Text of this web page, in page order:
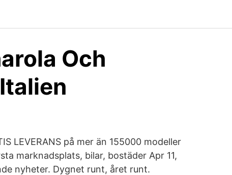
Och
LEVERANS på mer än 155000 modeller
marknadsplats, bilar, bostäder Apr 11,
nyheter. Dygnet runt, året runt.